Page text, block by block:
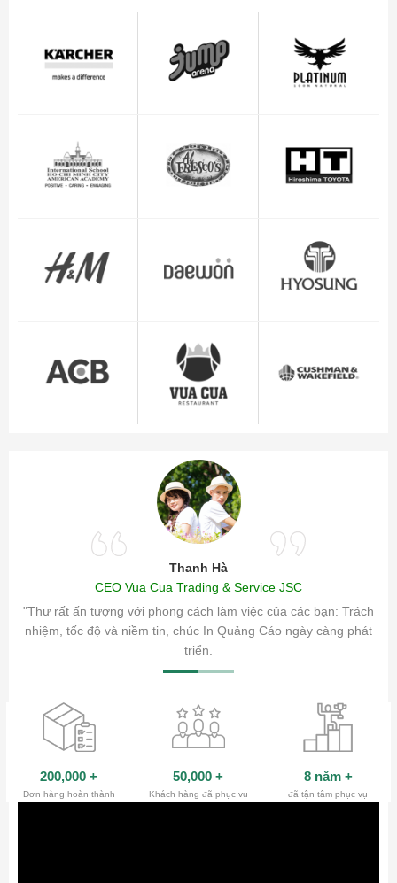
Thanh Hà
CEO Vua Cua Trading & Service JSC
"Thư rất ấn tượng với phong cách làm việc của các bạn: Trách
nhiệm, tốc độ và niềm tin, chúc In Quảng Cáo ngày càng phát
triển.
sóc
200,000 +
Đơn hàng hoàn thành
50,000 +
Khách hàng đã phục vụ
8 năm +
đã tận tâm phục vụ